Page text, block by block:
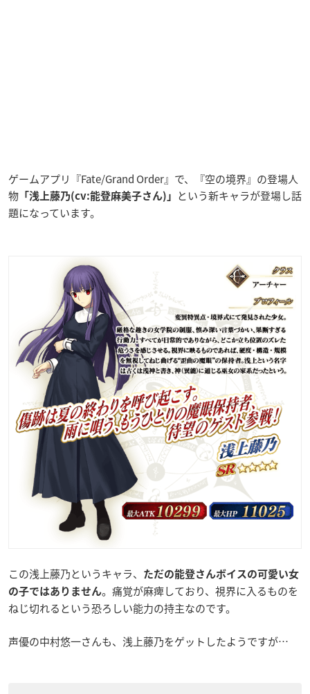
ゲームアプリ『Fate/Grand Order』で、『空の境界』の登場人
物 「浅上藤乃(cv:能登麻美子さん)」
という新キャラが登場し話
題になっています。
この浅上藤乃というキャラ、
ただの能登さんボイスの可愛い女
の子ではありません。痛覚が麻痺しており、視界に入るものを
ねじ切れるという恐ろしい能力の持主なのです。
声優の中村悠一さんも、浅上藤乃をゲットしたようですが…